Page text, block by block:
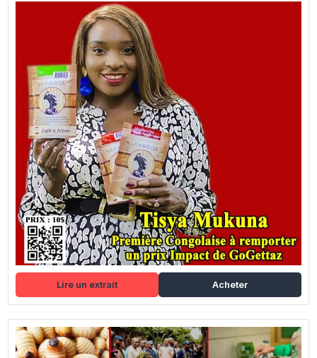
Lire un extrait Acheter